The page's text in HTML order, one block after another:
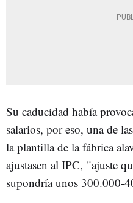
Su caducidad había
salarios, por eso, una de
la plantilla de la fábrica
ajustasen al IPC, "ajuste
supondría unos 300.000-